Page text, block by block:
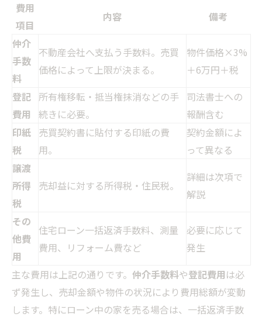
費用
項目
内容
備考
仲介
手数
料
不動産会社へ支払う手数料。売買
価格によって上限が決まる。
物件価格×3%
＋6万円＋税
登記
費用
所有権移転・抵当権抹消などの手
続きに必要。
司法書士への
報酬含む
印紙
税
売買契約書に貼付する印紙の費
用。
契約金額によ
って異なる
譲渡
所得
税
売却益に対する所得税・住民税。
詳細は次項で
解説
その
他費
用
住宅ローン一括返済手数料、測量
費用、リフォーム費など
必要に応じて
発生
主な費用は上記の通りです。 仲介手数料や登記費用は必
ず発生し、売却金額や物件の状況により費用総額が変動
します。特にローン中の家を売る場合は、一括返済手数